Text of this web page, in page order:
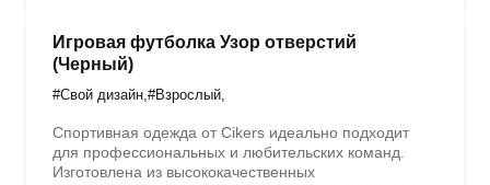
Игровая футболка Узор отверстий
(Черный)
#Свой дизайн #Взрослый
Спортивная одежда от Cikers идеально подходит
для профессиональных и любительских команд.
Изготовлена из высококачественных